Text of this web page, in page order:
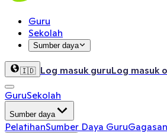
Guru
Sekolah
Sumber daya
🇮🇩 Log masuk guruLog masuk
GuruSekolah
Sumber daya
PelatihanSumber Daya Guru